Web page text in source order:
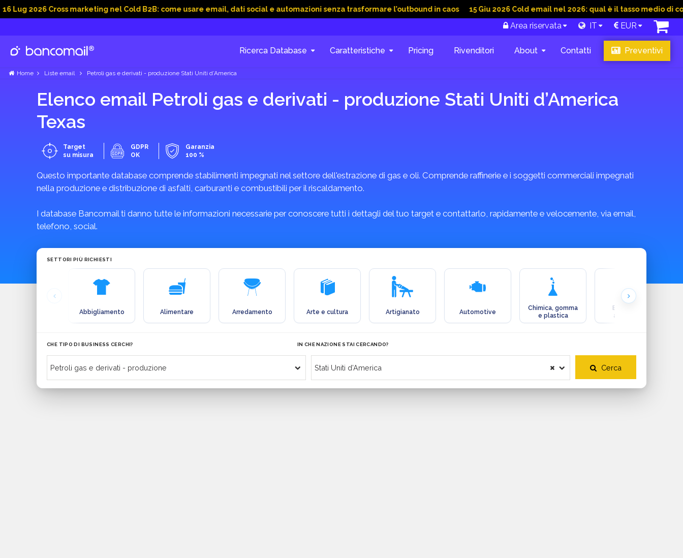
Cross marketing nel Cold B2B: come usare email, dati social e automazioni senza trasformare l’outbound in caos 15 Giu 2026 Cold email nel 2026: qual è il tasso medio di
Area riservata IT EUR
Ricerca Database Caratteristiche Pricing Rivenditori About Contatti Preventivi
Home Liste email Petroli gas e derivati - produzione Stati Uniti d’America
Elenco email Petroli gas e derivati - produzione Stati Uniti d’America
Texas
Target
su misura
GDPR
OK
Garanzia
100 %
Questo importante database comprende stabilimenti impegnati nel settore dell'estrazione di gas e oli. Comprende raffinerie e i soggetti commerciali impegnati
nella produzione e distribuzione di asfalti, carburanti e combustibili per il riscaldamento.
I database Bancomail ti danno tutte le informazioni necessarie per conoscere tutti i dettagli del tuo target e contattarlo, rapidamente e velocemente, via email,
telefono, social.
SETTORI PIÙ RICHIESTI
Abbigliamento Alimentare Arredamento Arte e cultura Artigianato Automotive
Chimica, gomma
e plastica
Ecologia e
ambiente
CHE TIPO DI BUSINESS CERCHI? IN CHE NAZIONE STAI CERCANDO?
Cerca